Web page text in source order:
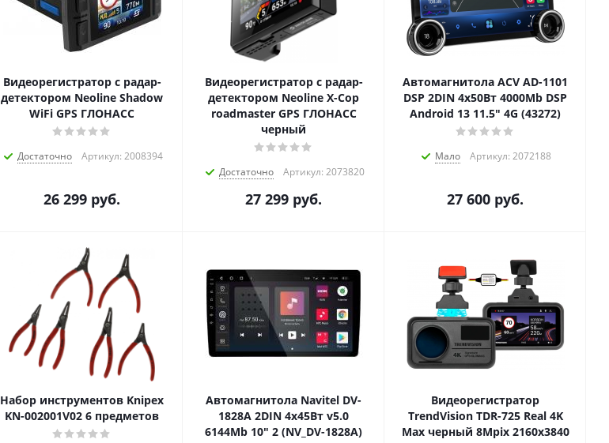
Видеорегистратор с радар-
детектором Neoline Shadow
WiFi GPS ГЛОНАСС
Достаточно Артикул: 2008394
26 299 руб.
Видеорегистратор с радар-
детектором Neoline X-Cop
roadmaster GPS ГЛОНАСС
черный
Достаточно Артикул: 2073820
27 299 руб.
Автомагнитола ACV AD-1101
DSP 2DIN 4x50Вт 4000Mb DSP
Android 13 11.5" 4G (43272)
Мало Артикул: 2072188
27 600 руб.
Набор инструментов Knipex
KN-002001V02 6 предметов
Автомагнитола Navitel DV-
1828A 2DIN 4x45Вт v5.0
6144Mb 10" 2 (NV_DV-1828A)
Видеорегистратор
TrendVision TDR-725 Real 4K
Max черный 8Mpix 2160x3840